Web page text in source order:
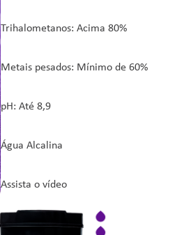
Trihalometanos: Acima 80%
Metais pesados: Mínimo de 60%
pH: Até 8,9
Água Alcalina
Assista o vídeo